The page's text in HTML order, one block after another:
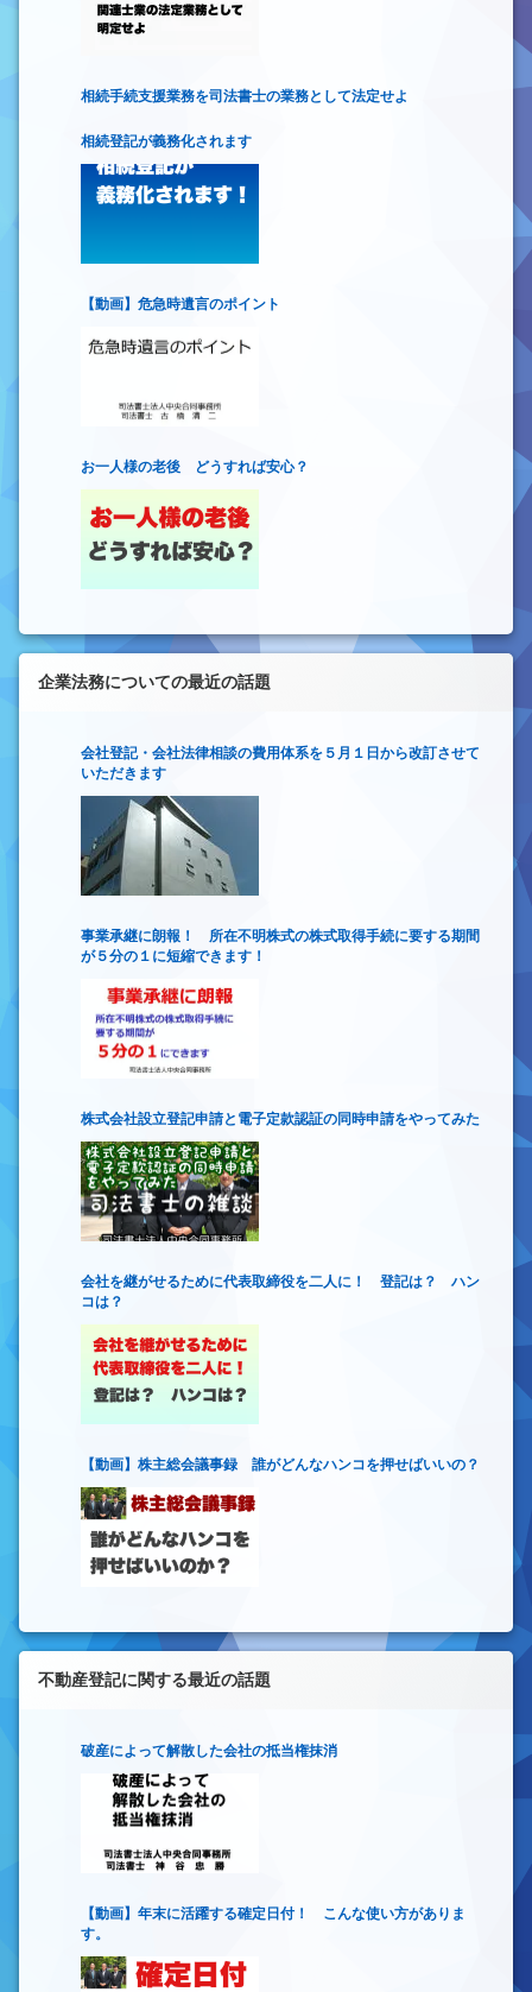
相続手続支援業務を司法書士の業務として法定せよ
相続登記が義務化されます
【動画】危急時遺言のポイント
お一人様の老後 どうすれば安心？
企業法務についての最近の話題
会社登記・会社法律相談の費用体系を５月１日から改訂させて
いただきます
事業承継に朗報！ 所在不明株式の株式取得手続に要する期間
が５分の１に短縮できます！
株式会社設立登記申請と電子定款認証の同時申請をやってみた
会社を継がせるために代表取締役を二人に！ 登記は？ ハン
コは？
【動画】株主総会議事録 誰がどんなハンコを押せばいいの？
不動産登記に関する最近の話題
破産によって解散した会社の抵当権抹消
【動画】年末に活躍する確定日付！ こんな使い方がありま
す。